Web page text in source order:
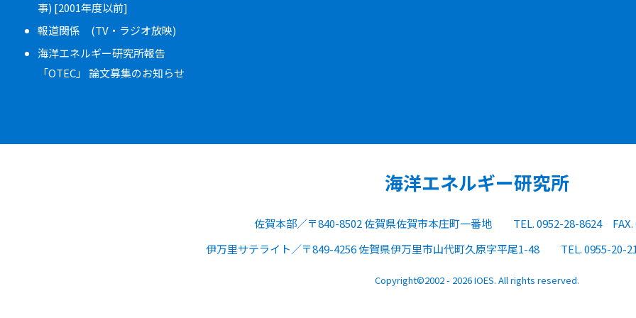
事) [2001年度以前]
報道関係 (TV・ラジオ放映)
海洋エネルギー研究所報告
「OTEC」 論文募集のお知らせ
海洋エネルギー研究所
佐賀本部 〒840-8502 佐賀県佐賀市本庄町一番地 TEL. 0952-28-8624
伊万里サテライト
〒849-4256 佐賀県伊万里市山代町久原字平尾1-48 TEL. 0955-20-
Copyright©2002 - 2026 IOES. All rights reserved.